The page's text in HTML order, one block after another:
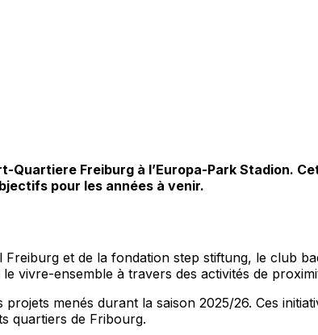
Quartiere Freiburg à l’Europa-Park Stadion.
pour les années à venir.
Freiburg et de la fondation step stiftung, le club
vivre-ensemble à travers des activités de
menés durant la saison 2025/26. Ces
quartiers de Fribourg.